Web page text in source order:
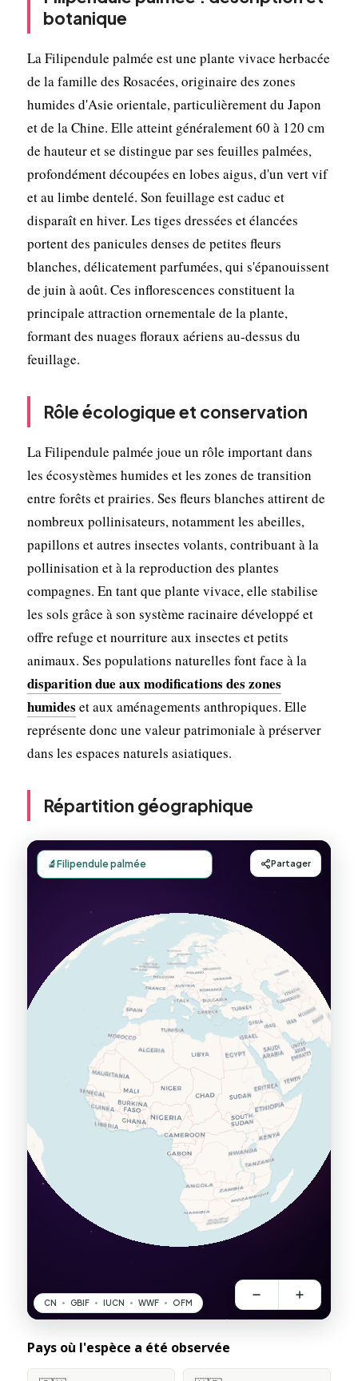
botanique
La Filipendule palmée est une plante vivace herbacée
de la famille des Rosacées, originaire des zones
humides d'Asie orientale, particulièrement du Japon
et de la Chine. Elle atteint généralement 60 à 120 cm
de hauteur et se distingue par ses feuilles palmées,
profondément découpées en lobes aigus, d'un vert vif
et au limbe dentelé. Son feuillage est caduc et
disparaît en hiver. Les tiges dressées et élancées
portent des panicules denses de petites fleurs
blanches, délicatement parfumées, qui s'épanouissent
de juin à août. Ces inflorescences constituent la
principale attraction ornementale de la plante,
formant des nuages floraux aériens au-dessus du
feuillage.
Rôle écologique et conservation
La Filipendule palmée joue un rôle important dans
les écosystèmes humides et les zones de transition
entre forêts et prairies. Ses fleurs blanches attirent de
nombreux pollinisateurs, notamment les abeilles,
papillons et autres insectes volants, contribuant à la
pollinisation et à la reproduction des plantes
compagnes. En tant que plante vivace, elle stabilise
les sols grâce à son système racinaire développé et
offre refuge et nourriture aux insectes et petits
animaux. Ses populations naturelles font face à la
disparition due aux modifications des zones
humides et aux aménagements anthropiques. Elle
représente donc une valeur patrimoniale à préserver
dans les espaces naturels asiatiques.
Répartition géographique
Pays où l'espèce a été observée